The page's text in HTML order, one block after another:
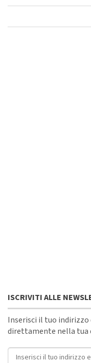
ISCRIVITI ALLE
Inserisci il tuo indirizzo
direttamente nella tua
Indirizzo email